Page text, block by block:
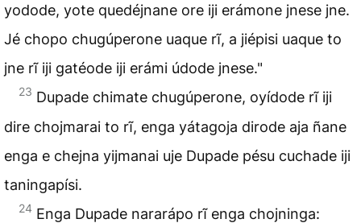
yodode, yote quedéjnane ore iji erámone jnese jne.
Jé chopo chugúperone uaque rĩ, a jiépisi uaque to
jne rĩ iji gatéode iji erámi údode jnese."
23 Dupade chimate chugúperone, oyídode rĩ iji
dire chojmarai to rĩ, enga yátagoja dirode aja ñane
enga e chejna yijmanai uje Dupade pésu cuchade iji
taningapísi.
24 Enga Dupade nararápo rĩ enga chojninga: